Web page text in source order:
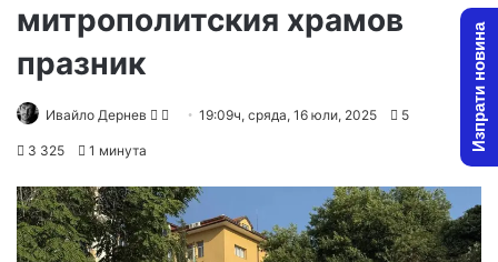
митрополитския храмов
празник
Ивайло Дернев
Follow
Send19:09ч, сряда, 16 юли, 2025 5
3 325 1 минута Изпрати новина